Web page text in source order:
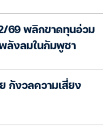
69 พลิกขาดทุนอ่วม
ลังลมในกัมพูชา
กังวลความเสี่ยง